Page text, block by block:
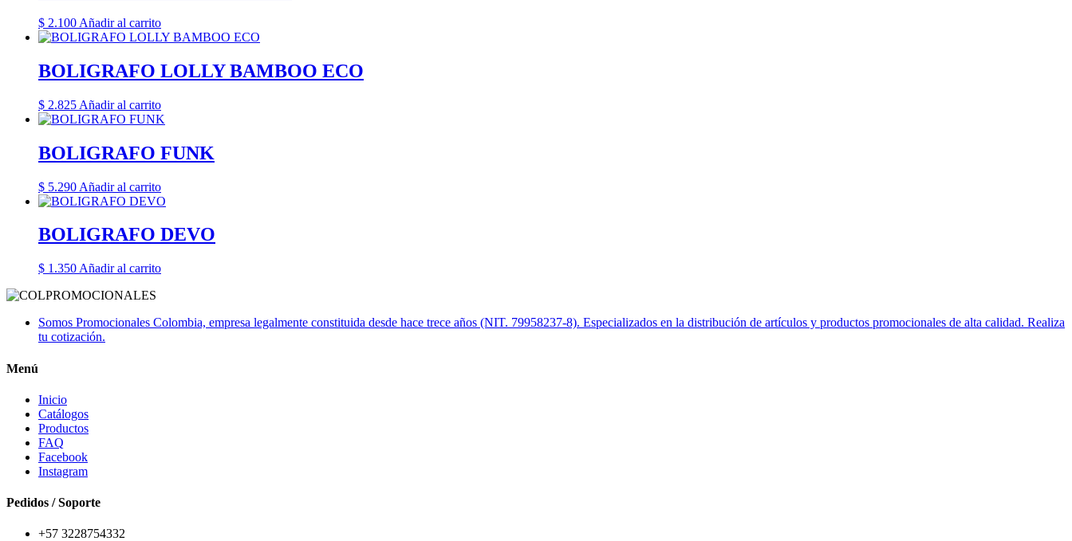
$ 2.100 Añadir al carrito
BOLIGRAFO LOLLY BAMBOO ECO
$ 2.825 Añadir al carrito
BOLIGRAFO FUNK
$ 5.290 Añadir al carrito
BOLIGRAFO DEVO
$ 1.350 Añadir al carrito
Somos Promocionales Colombia, empresa legalmente constituida desde hace trece años (NIT. 79958237-8). Especializados en la distribución de artículos y productos promocionales de alta calidad. Realiza
tu cotización.
Menú
Inicio
Catálogos
Productos
FAQ
Facebook
Instagram
Pedidos / Soporte
+57 3228754332